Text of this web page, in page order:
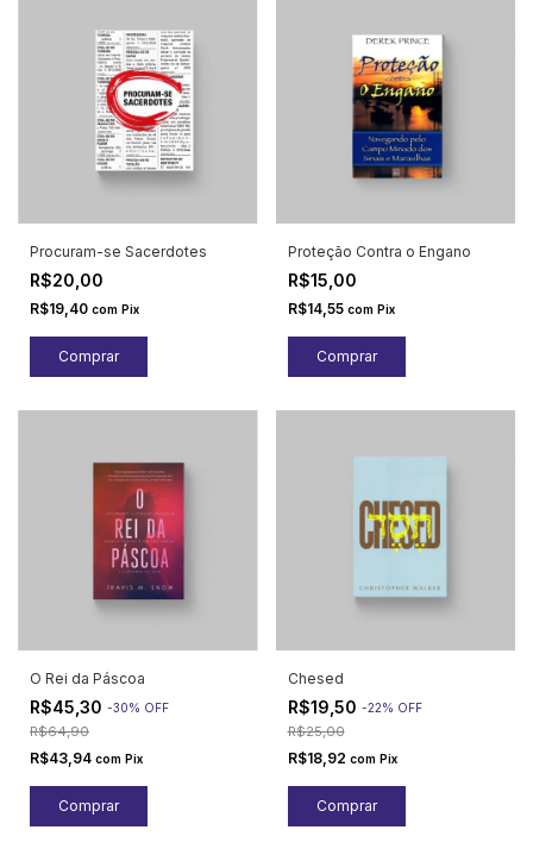
Procuram-se Sacerdotes
R$20,00
R$19,40 com Pix
Proteção Contra o Engano
R$15,00
R$14,55 com Pix
O Rei da Páscoa
R$45,30 -30% OFF
R$64,90
R$43,94 com Pix
Chesed
R$19,50 -22% OFF
R$25,00
R$18,92 com Pix